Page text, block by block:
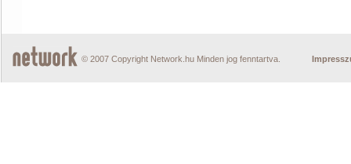
© 2007 Copyright Network.hu Minden jog fenntartva.